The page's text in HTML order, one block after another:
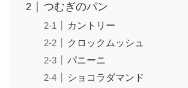
つむぎのパン
カントリー
クロックムッシュ
パニーニ
ショコラダマンド